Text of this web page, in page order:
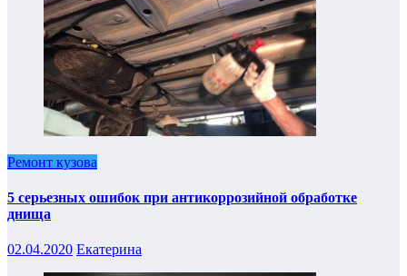
Ремонт кузова
5 серьезных ошибок при антикоррозийной обработке
днища
02.04.2020 Екатерина